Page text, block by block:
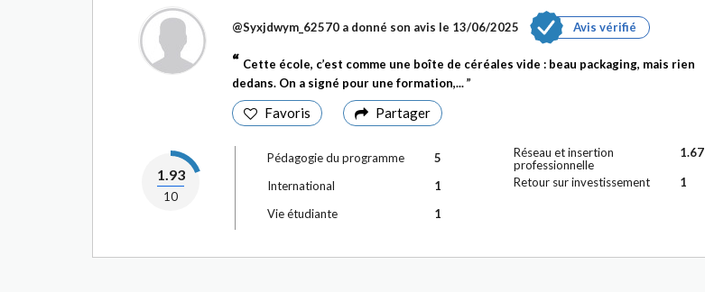
@Syxjdwym_62570 a donné son avis le 13/06/2025 Avis vérifié
Cette école, c’est comme une boîte de céréales vide : beau packaging, mais rien
dedans. On a signé pour une formation,...
Favoris Partager
1.93
10
Pédagogie du programme
5
International
1
Vie étudiante
1
Réseau et insertion
professionnelle
1.67
Retour sur investissement 1